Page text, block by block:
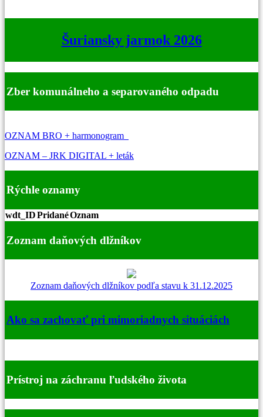
Šuriansky jarmok 2026
Zber komunálneho a separovaného odpadu
OZNAM BRO + harmonogram
OZNAM – JRK DIGITAL + leták
Rýchle oznamy
wdt_IDPridanéOznam
Zoznam daňových dlžníkov
Zoznam daňových dlžníkov podľa stavu k 31.12.2025
Ako sa zachovať pri mimoriadnych situáciách
Prístroj na záchranu ľudského života